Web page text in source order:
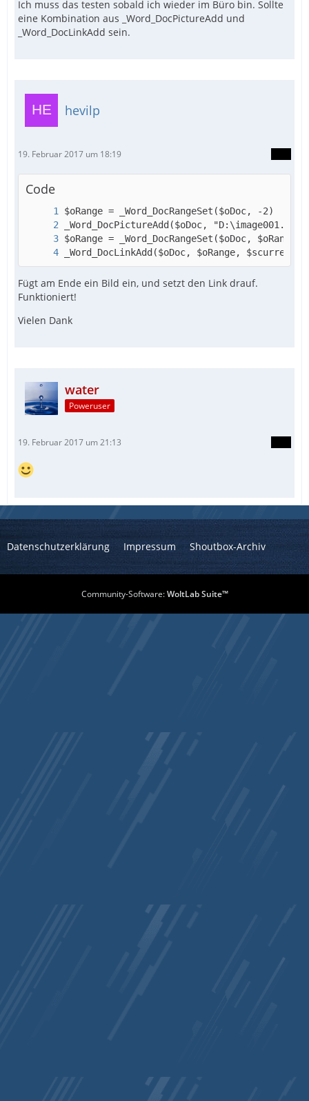
Ich muss das testen sobald ich wieder im Büro bin. Sollte
eine Kombination aus _Word_DocPictureAdd und
_Word_DocLinkAdd sein.
hevilp
19. Februar 2017 um 18:19
Code
_Word_DocLinkAdd($oDoc, $oRange,
Fügt am Ende ein Bild ein, und setzt den Link drauf.
Funktioniert!
Vielen Dank
water
Poweruser
19. Februar 2017 um 21:13
Datenschutzerklärung Impressum Shoutbox-Archiv
Community-Software:WoltLab Suite™